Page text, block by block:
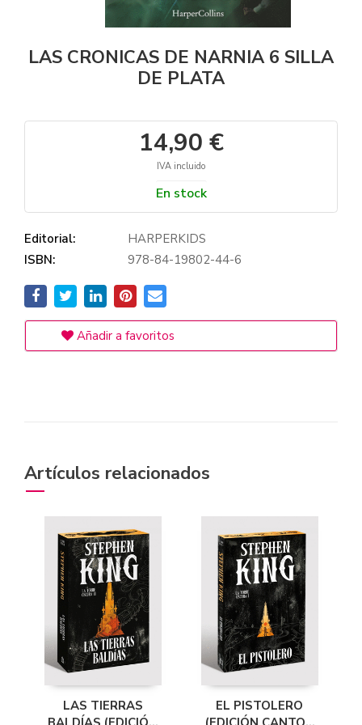
LAS CRONICAS DE NARNIA 6 SILLA
DE PLATA
14,90 €
IVA incluido
En stock
Editorial:
HARPERKIDS
ISBN:
978-84-19802-44-6
Añadir a favoritos
Artículos relacionados
LAS TIERRAS
EL PISTOLERO